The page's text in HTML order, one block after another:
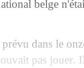
belge
dans le
pas jouer.
Barça
affronter le